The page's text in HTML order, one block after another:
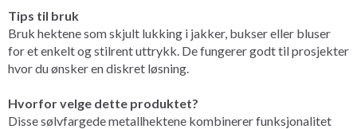
Tips til bruk
Bruk hektene som skjult lukking i jakker, bukser eller bluser
for et enkelt og stilrent uttrykk. De fungerer godt til prosjekter
hvor du ønsker en diskret løsning.
Hvorfor velge dette produktet?
Disse sølvfargede metallhektene kombinerer funksjonalitet